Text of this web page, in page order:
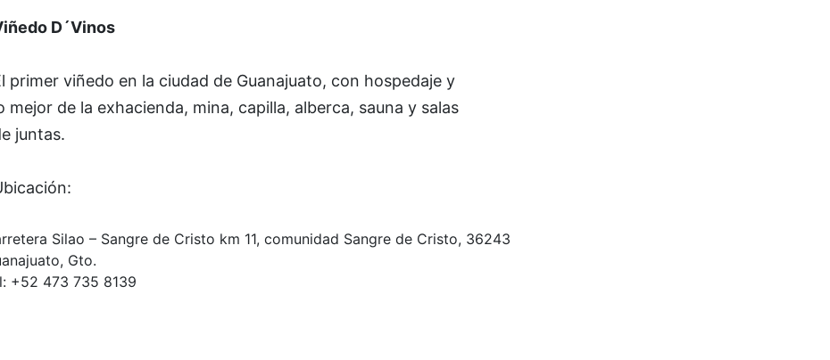
D´Vinos
primer viñedo en la ciudad de Guanajuato, con hospedaje y
mejor de la exhacienda, mina, capilla, alberca, sauna y salas
juntas.
Silao – Sangre de Cristo km 11, comunidad Sangre de Cristo, 36243
Gto.
+52 473 735 8139